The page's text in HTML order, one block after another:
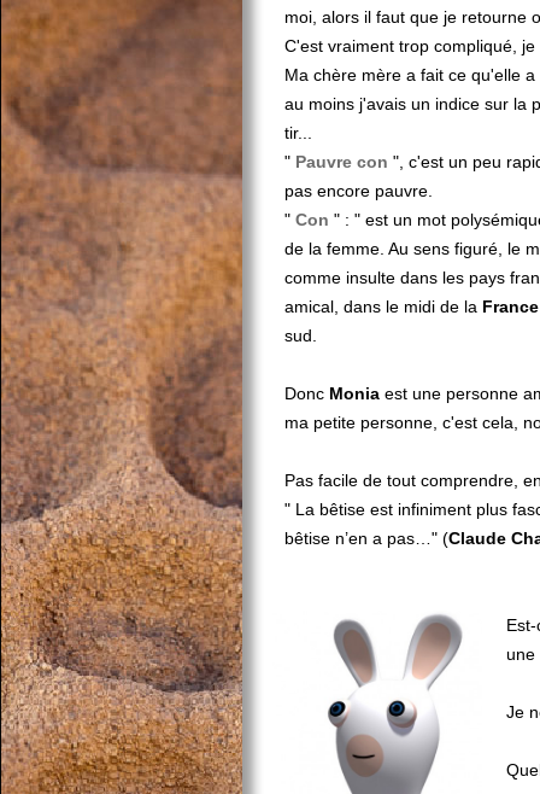
moi, alors il faut que je retourne
C'est vraiment trop compliqué,
Ma chère mère a fait ce qu'elle a
au moins j'avais un indice sur la
tir...
" Pauvre con ", c'est un peu
pas encore pauvre.
" Con " : " est un mot
de la femme. Au sens figuré, le
comme insulte dans les pays
amical, dans le midi de la France
sud.
Donc Monia est une personne
ma petite personne, c'est cela,
Pas facile de tout comprendre,
" La bêtise est infiniment plus
bêtise n’en a pas…" (Claude
une
Je